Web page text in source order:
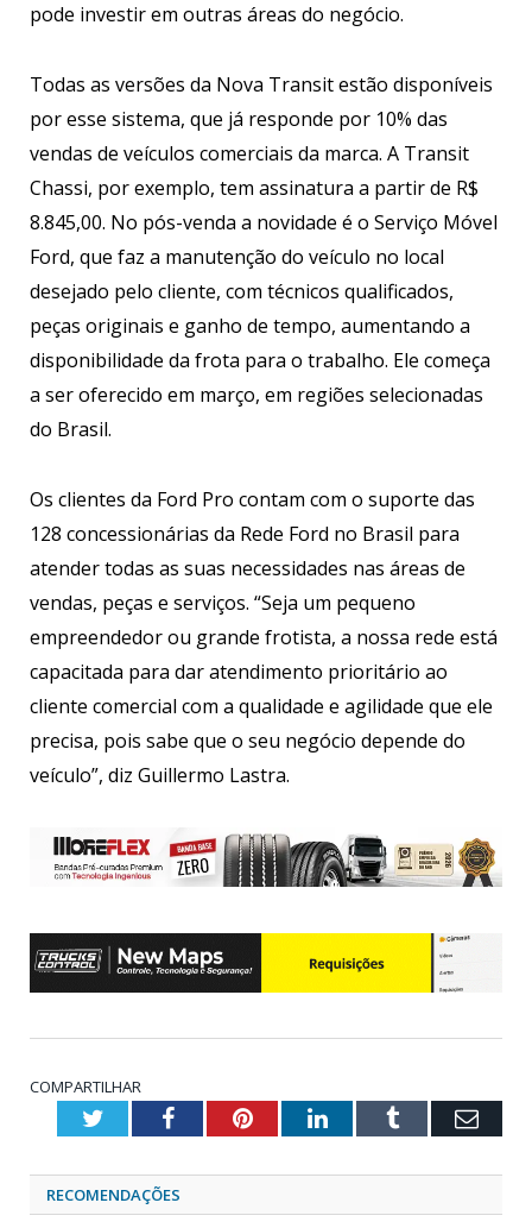
pode investir em outras áreas do negócio.
Todas as versões da Nova Transit estão disponíveis
por esse sistema, que já responde por 10% das
vendas de veículos comerciais da marca. A Transit
Chassi, por exemplo, tem assinatura a partir de R$
8.845,00. No pós-venda a novidade é o Serviço Móvel
Ford, que faz a manutenção do veículo no local
desejado pelo cliente, com técnicos qualificados,
peças originais e ganho de tempo, aumentando a
disponibilidade da frota para o trabalho. Ele começa
a ser oferecido em março, em regiões selecionadas
do Brasil.
Os clientes da Ford Pro contam com o suporte das
128 concessionárias da Rede Ford no Brasil para
atender todas as suas necessidades nas áreas de
vendas, peças e serviços. “Seja um pequeno
empreendedor ou grande frotista, a nossa rede está
capacitada para dar atendimento prioritário ao
cliente comercial com a qualidade e agilidade que ele
precisa, pois sabe que o seu negócio depende do
veículo”, diz Guillermo Lastra.
COMPARTILHAR
TwitterFacebookPinterestLinkedInTumblr
RECOMENDAÇÕES